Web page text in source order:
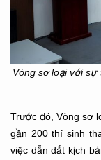
Vòng sơ loại với
Trước đó, Vòng sơ
gần 200 thí sinh
việc dẫn dắt kịch